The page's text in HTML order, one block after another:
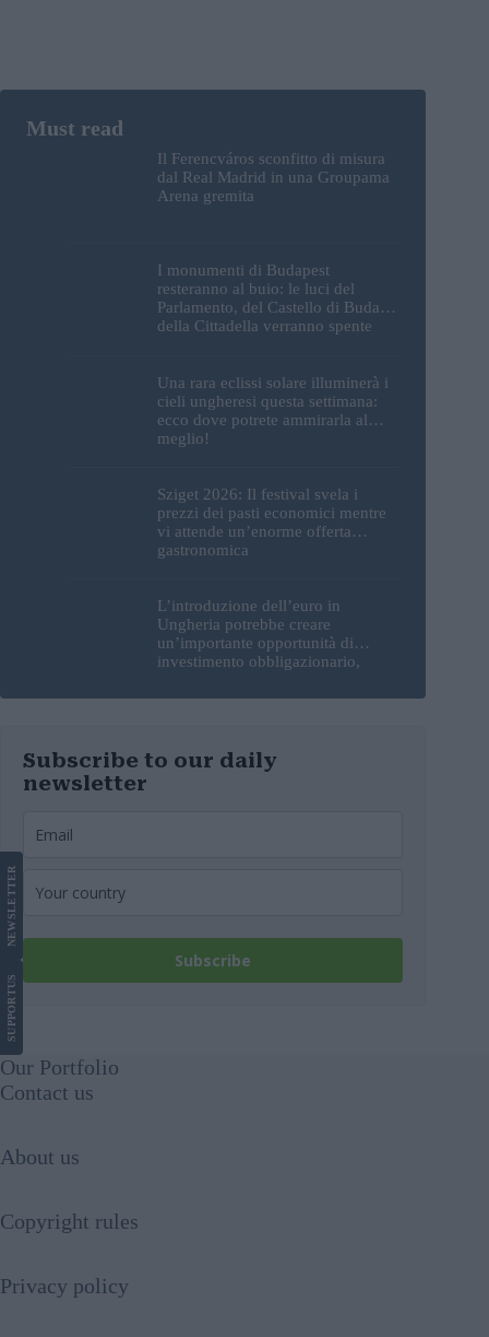
Il Ferencváros sconfitto di misura
dal Real Madrid in una Groupama
Arena gremita
I monumenti di Budapest
resteranno al buio: le luci del
Parlamento, del Castello di Buda e
della Cittadella verranno spente
Una rara eclissi solare illuminerà i
cieli ungheresi questa settimana:
ecco dove potrete ammirarla al
meglio!
Sziget 2026: Il festival svela i
prezzi dei pasti economici mentre
vi attende un’enorme offerta
gastronomica
L’introduzione dell’euro in
Ungheria potrebbe creare
un’importante opportunità di
investimento obbligazionario,
Subscribe to our daily
newsletter
Subscribe
SUPPORT
US
NEWS
LETTER
Our Portfolio
Contact us
About us
Copyright rules
Privacy policy